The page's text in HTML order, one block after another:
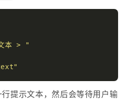
本 > "
"
行提示文本，然后会等待用户输